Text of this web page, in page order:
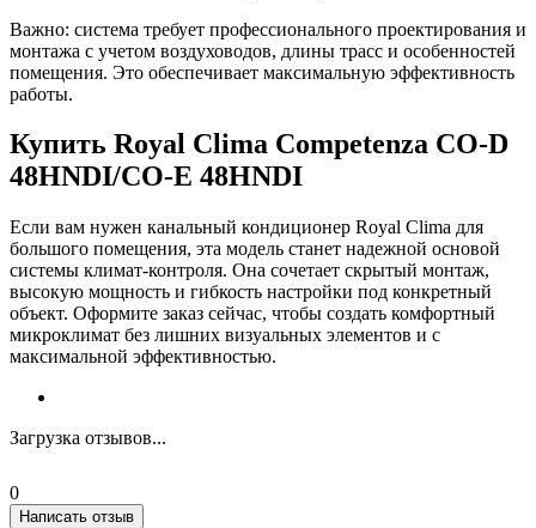
Важно: система требует профессионального проектирования и
монтажа с учетом воздуховодов, длины трасс и особенностей
помещения. Это обеспечивает максимальную эффективность
работы.
Купить Royal Clima Competenza CO-D
48HNDI/CO-E 48HNDI
Если вам нужен канальный кондиционер Royal Clima для
большого помещения, эта модель станет надежной основой
системы климат-контроля. Она сочетает скрытый монтаж,
высокую мощность и гибкость настройки под конкретный
объект. Оформите заказ сейчас, чтобы создать комфортный
микроклимат без лишних визуальных элементов и с
максимальной эффективностью.
Загрузка отзывов...
0
Написать отзыв